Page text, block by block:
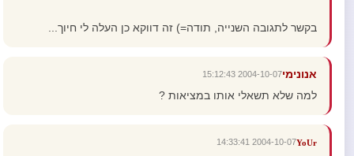
בקשר לתגובה השנייה, תודה=) זה דווקא כן העלה לי חיוך...
אנונימי2004-10-07 15:12:43
למה שלא תשאלי אותו במציאות ?
YoUr
2004-10-07 14:33:41